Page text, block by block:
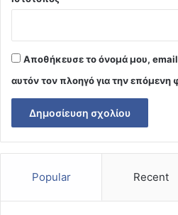
Αποθήκευσε το όνομά μου,
αυτόν τον πλοηγό για την
Popular Recent